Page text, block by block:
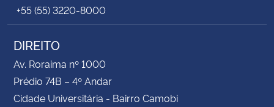
+55 (55) 3220-8000
DIREITO
Av. Roraima nº 1000
Prédio 74B – 4º Andar
Cidade Universitária - Bairro Camobi